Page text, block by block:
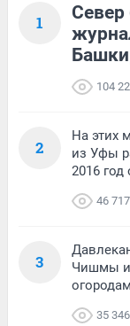
1
Север
104
2
На этих
из Уфы
2016
46 717
3
Чишмы и
35 346